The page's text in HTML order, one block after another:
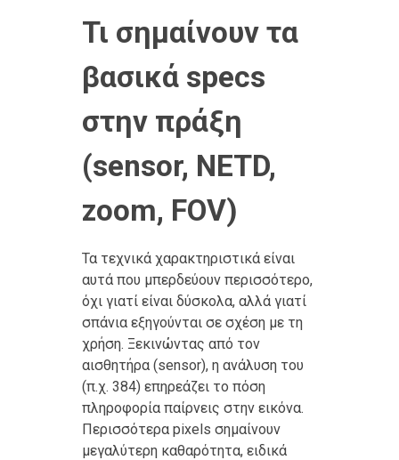
Τι σημαίνουν τα
βασικά specs
στην πράξη
(sensor, NETD,
zoom, FOV)
Τα τεχνικά χαρακτηριστικά είναι
αυτά που μπερδεύουν περισσότερο,
όχι γιατί είναι δύσκολα, αλλά γιατί
σπάνια εξηγούνται σε σχέση με τη
χρήση. Ξεκινώντας από τον
αισθητήρα (sensor), η ανάλυση του
(π.χ. 384) επηρεάζει το πόση
πληροφορία παίρνεις στην εικόνα.
Περισσότερα pixels σημαίνουν
μεγαλύτερη καθαρότητα, ειδικά